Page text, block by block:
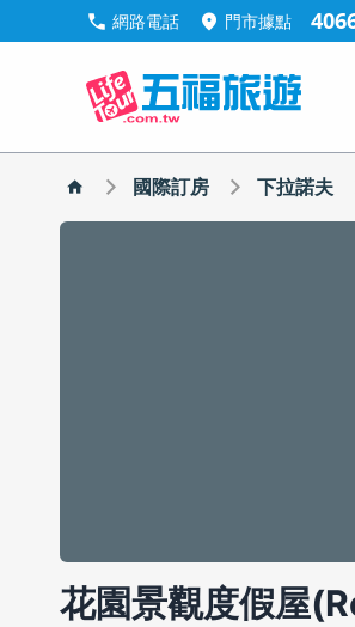
call 網路電話 location_on 門市據點
國際訂房 下拉諾夫
花園景觀度假屋